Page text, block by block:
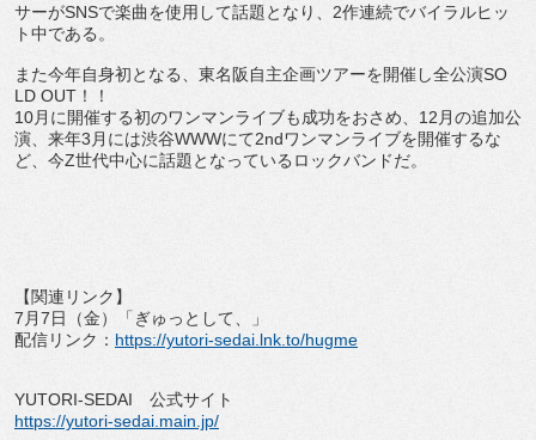
サーがSNSで楽曲を使用して話題とな り、 2作連続でバイラルヒッ
ト中である。
また今年自身初となる、東名阪自主企画ツアーを開催し全公演SO
LD OUT ！！
10月に開催する初のワンマンライブも成功をおさめ、 12 月の追加公
演、来年3 月には渋谷WWWにて2ndワンマンライブを開催するな
ど、今Z世代中心に話題となっているロックバンドだ。
【関連リンク】
7 月7日（金）「ぎゅっとして、」
配信リンク： https://yutori-sedai. lnk.to/hugme
YUTORI-SEDAI 公式サイト
https://yutori-sedai.main.jp/